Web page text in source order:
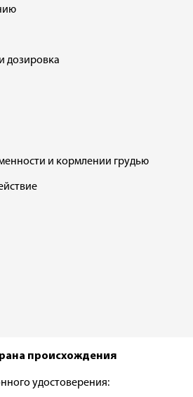
дозировка
и кормлении грудью
происхождения
удостоверения: